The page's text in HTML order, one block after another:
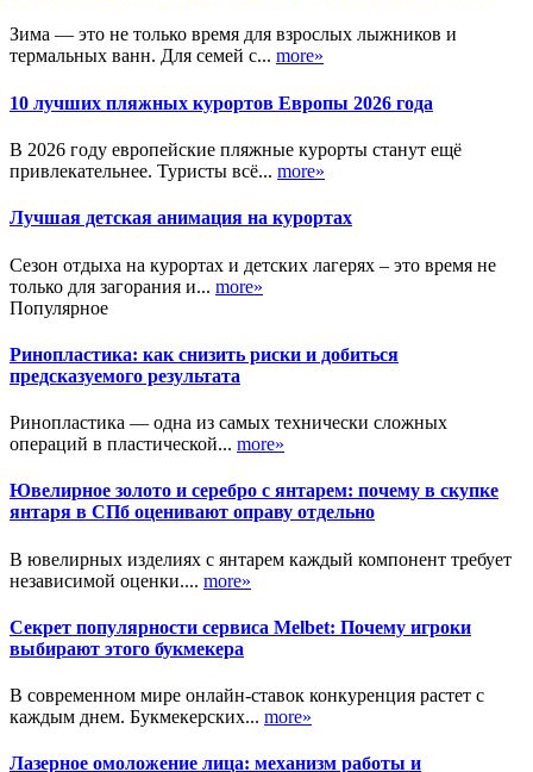
Зима — это не только время для взрослых лыжников и
термальных ванн. Для семей с... more»
10 лучших пляжных курортов Европы 2026 года
В 2026 году европейские пляжные курорты станут ещё
привлекательнее. Туристы всё... more»
Лучшая детская анимация на курортах
Сезон отдыха на курортах и детских лагерях – это время не
только для загорания и... more»
Популярное
Ринопластика: как снизить риски и добиться
предсказуемого результата
Ринопластика — одна из самых технически сложных
операций в пластической... more»
Ювелирное золото и серебро с янтарем: почему в скупке
янтаря в СПб оценивают оправу отдельно
В ювелирных изделиях с янтарем каждый компонент требует
независимой оценки.... more»
Секрет популярности сервиса Melbet: Почему игроки
выбирают этого букмекера
В современном мире онлайн-ставок конкуренция растет с
каждым днем. Букмекерских... more»
Лазерное омоложение лица: механизм работы и